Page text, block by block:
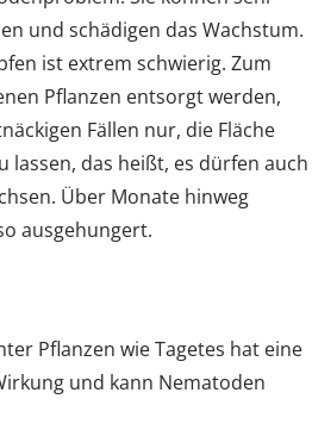
und schädigen das Wachstum.
ist extrem schwierig. Zum
Pflanzen entsorgt werden,
Fällen nur, die Fläche
lassen, das heißt, es dürfen auch
Über Monate hinweg
ausgehungert.
Pflanzen wie Tagetes hat eine
und kann Nematoden